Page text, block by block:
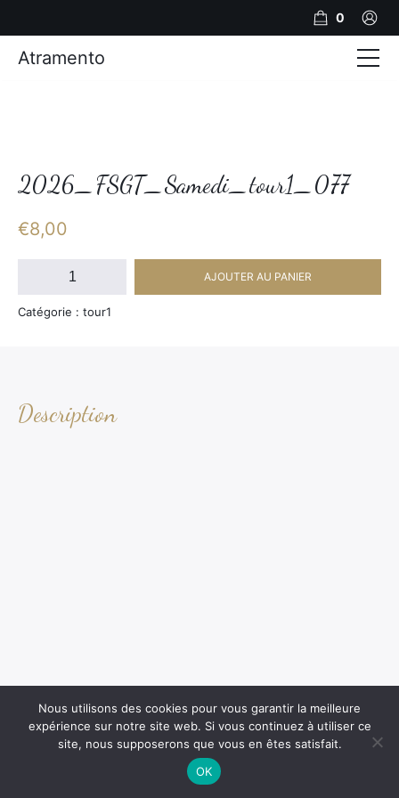
2026_FSGT_Samedi_tour1_077
€8,00
quantité
2026_FSGT_Samedi_tour1_077
AJOUTER AU PANIER
Catégorie : tour1
Description
0
Atramento
Photos
Nous utilisons des cookies pour vous garantir la meilleure
expérience sur notre site web. Si vous continuez à utiliser ce
site, nous supposerons que vous en êtes satisfait.
OK